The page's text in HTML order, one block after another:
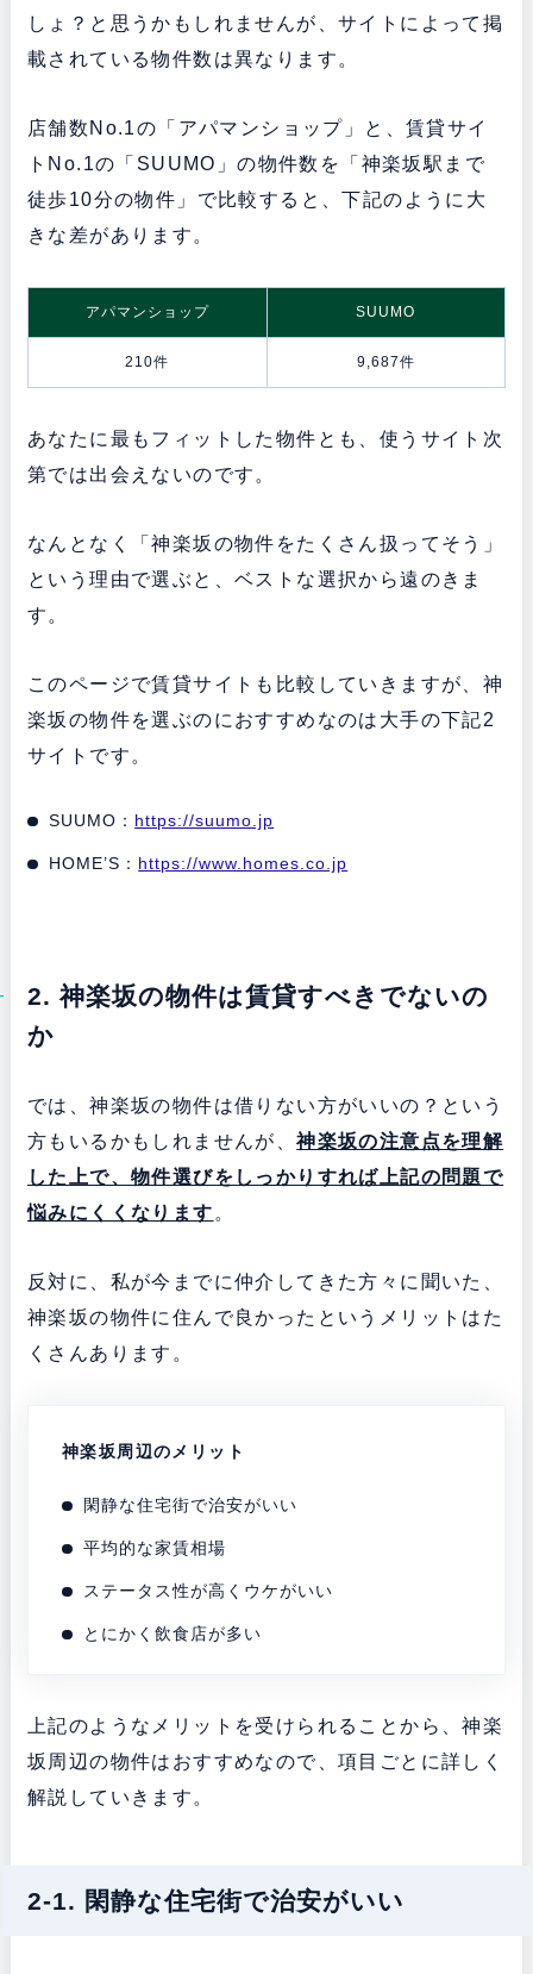
しょ？と思うかもしれませんが、サイトによって掲
載されている物件数は異なります。
店舗数No.1の「アパマンショップ」と、賃貸サイ
トNo.1の「SUUMO」の物件数を「神楽坂駅まで
徒歩10分の物件」で比較すると、下記のように大
きな差があります。
アパマンショップ SUUMO
210件 9,687件
あなたに最もフィットした物件とも、使うサイト次
第では出会えないのです。
なんとなく「神楽坂の物件をたくさん扱ってそう」
という理由で選ぶと、ベストな選択から遠のきま
す。
このページで賃貸サイトも比較していきますが、神
楽坂の物件を選ぶのにおすすめなのは大手の下記2
サイトです。
SUUMO： https://suumo.jp
HOME’S： https://www.homes.co.jp
2. 神楽坂の物件は賃貸すべきでないの
か
では、神楽坂の物件は借りない方がいいの？という
方もいるかもしれませんが、神楽坂の注意点を理解
した上で、物件選びをしっかりすれば上記の問題で
悩みにくくなります 。
反対に、私が今までに仲介してきた方々に聞いた、
神楽坂の物件に住んで良かったというメリットはた
くさんあります。
神楽坂周辺のメリット
閑静な住宅街で治安がいい
平均的な家賃相場
ステータス性が高くウケがいい
とにかく飲食店が多い
上記のようなメリットを受けられることから、神楽
坂周辺の物件はおすすめなので、項目ごとに詳しく
解説していきます。
2-1. 閑静な住宅街で治安がいい